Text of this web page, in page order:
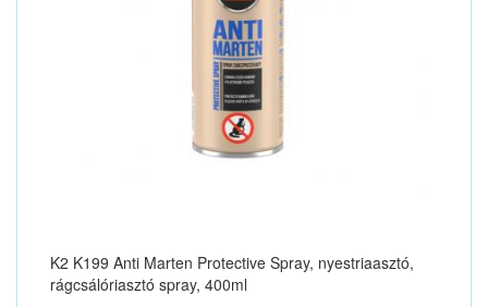
K2 K199 Anti Marten Protective Spray, nyestriaasztó,
rágcsálóriasztó spray, 400ml